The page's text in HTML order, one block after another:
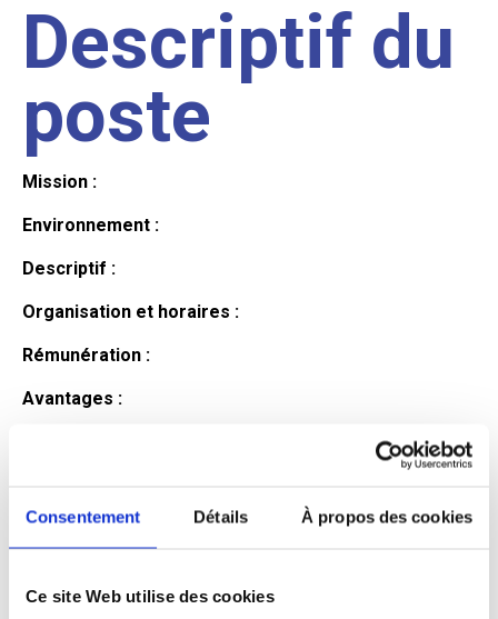
Consentement Détails À propos des cookies
Ce site Web utilise des cookies
Descriptif du
poste
Mission :
Environnement :
Descriptif :
Organisation et horaires :
Rémunération :
Avantages :
candidat
Qualifications et diplômes :